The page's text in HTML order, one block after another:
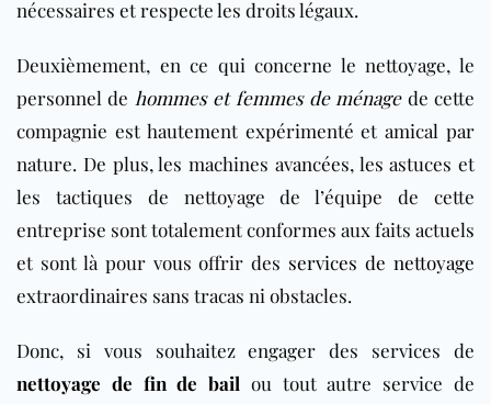
nécessaires et respecte les droits légaux.
Deuxièmement, en ce qui concerne le nettoyage, le
personnel de hommes et femmes de ménagede cette
compagnie est hautement expérimenté et amical par
nature. De plus, les machines avancées, les astuces et
les tactiques de nettoyage de l’équipe de cette
entreprise sont totalement conformes aux faits actuels
et sont là pour vous offrir des services de nettoyage
extraordinaires sans tracas ni obstacles.
Donc, si vous souhaitez engager des services de
nettoyage de fin de bail ou tout autre service de